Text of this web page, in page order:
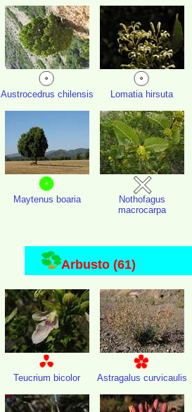
Austrocedrus chilensis Lomatia hirsuta
Maytenus boaria
Nothofagus
macrocarpa
Arbusto (61)
Teucrium bicolor Astragalus curvicaulis